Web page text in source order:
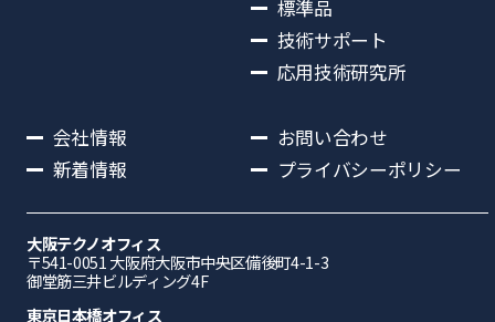
標準品
技術サポート
応用技術研究所
会社情報
新着情報
お問い合わせ
プライバシーポリシー
大阪テクノオフィス
〒541-0051 ⼤阪府⼤阪市中央区備後町4-1-3
御堂筋三井ビルディング4F
東京日本橋オフィス